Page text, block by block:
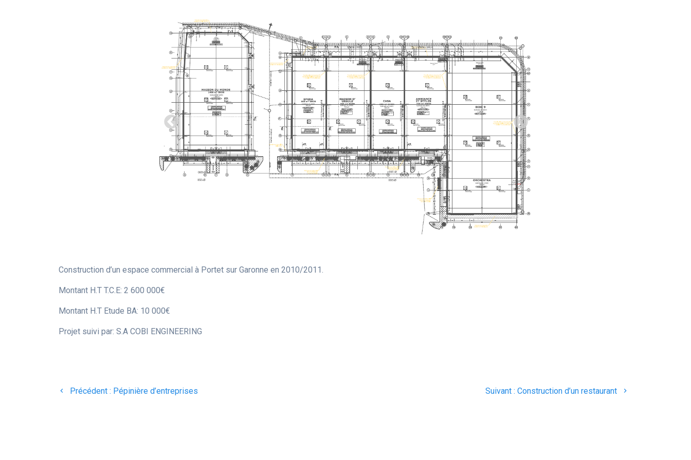
Construction d’un espace commercial à Portet sur Garonne en 2010/2011.
Montant H.T T.C.E: 2 600 000€
Montant H.T Etude BA: 10 000€
Projet suivi par: S.A COBI ENGINEERING
Navigation
Précédent : Article
Pépinière d’entreprises Suivant : Article
Construction d’un restaurant